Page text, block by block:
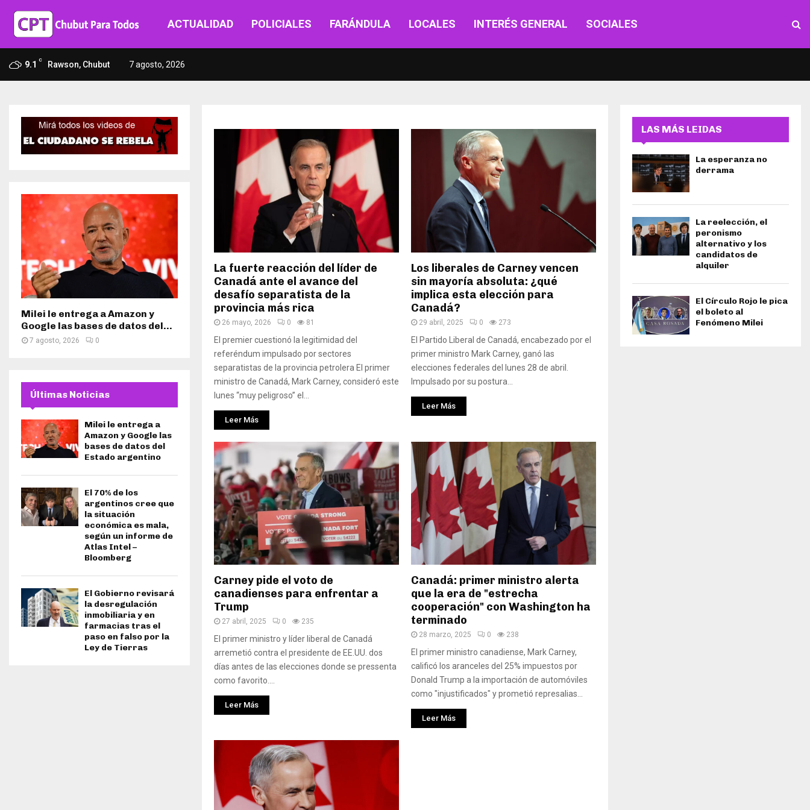
ACTUALIDAD POLICIALES FARÁNDULA LOCALES INTERÉS GENERAL SOCIALES
9.1 C Rawson, Chubut 7 agosto, 2026
La fuerte reacción del líder de
Canadá ante el avance del
desafío separatista de la
provincia más rica
26 mayo, 2026 0 81
El premier cuestionó la legitimidad del
referéndum impulsado por sectores
separatistas de la provincia petrolera El primer
ministro de Canadá, Mark Carney, consideró este
lunes “muy peligroso” el...
Leer Más
Los liberales de Carney vencen
sin mayoría absoluta: ¿qué
implica esta elección para
Canadá?
29 abril, 2025 0 273
El Partido Liberal de Canadá, encabezado por el
primer ministro Mark Carney, ganó las
elecciones federales del lunes 28 de abril.
Impulsado por su postura...
Leer Más
Carney pide el voto de
canadienses para enfrentar a
Trump
27 abril, 2025 0 235
El primer ministro y líder liberal de Canadá
arremetió contra el presidente de EE.UU. dos
días antes de las elecciones donde se pressenta
como favorito....
Leer Más
Canadá: primer ministro alerta
que la era de "estrecha
cooperación" con Washington ha
terminado
28 marzo, 2025 0 238
El primer ministro canadiense, Mark Carney,
calificó los aranceles del 25% impuestos por
Donald Trump a la importación de automóviles
como "injustificados" y prometió represalias...
Leer Más
Milei le entrega a Amazon y
Google las bases de datos del...
7 agosto, 2026 0
Últimas Noticias
Milei le entrega a
Amazon y Google las
bases de datos del
Estado argentino
El 70% de los
argentinos cree que
la situación
económica es mala,
según un informe de
Atlas Intel –
Bloomberg
El Gobierno revisará
la desregulación
inmobiliaria y en
farmacias tras el
paso en falso por la
Ley de Tierras
LAS MÁS LEIDAS
La esperanza no
derrama
La reelección, el
peronismo
alternativo y los
candidatos de
alquiler
El Círculo Rojo le pica
el boleto al
Fenómeno Milei